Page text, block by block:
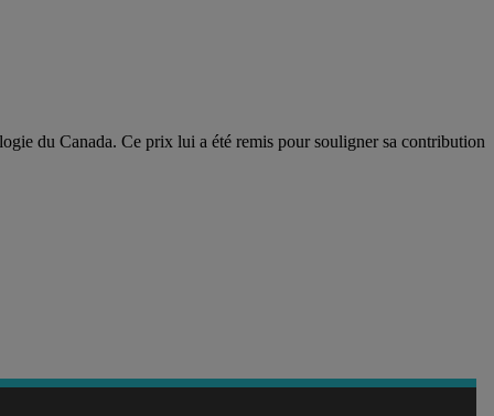
du Canada. Ce prix lui a été remis pour souligner sa contribution